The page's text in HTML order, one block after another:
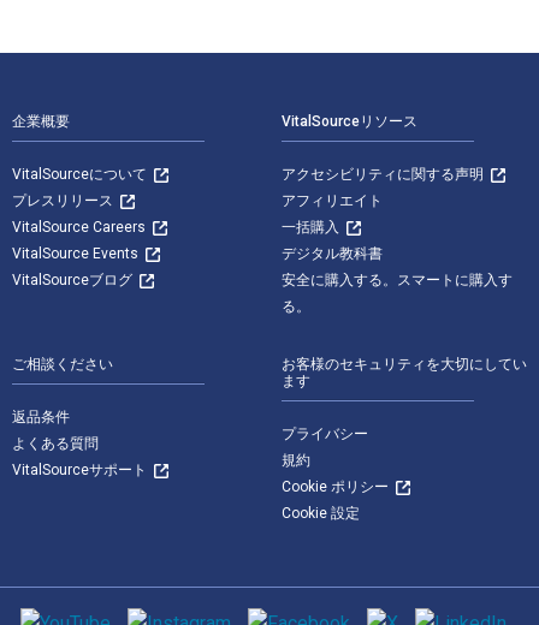
企業概要
VitalSourceについて
プレスリリース
VitalSource Careers
VitalSource Events
VitalSourceブログ
VitalSourceリソース
アクセシビリティに関する声明
アフィリエイト
一括購入
デジタル教科書
安全に購入する。スマートに購入す
る。
ご相談ください
返品条件
よくある質問
VitalSourceサポート
お客様のセキュリティを大切にしてい
ます
プライバシー
規約
Cookie ポリシー
Cookie 設定
ソーシャルメディア